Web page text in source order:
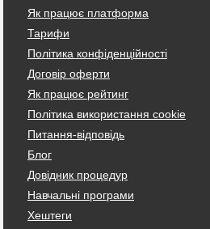
Як працює платформа
Тарифи
Політика конфіденційності
Договір оферти
Як працює рейтинг
Політика використання cookie
Питання-відповідь
Блог
Довідник процедур
Навчальні програми
Хештеги